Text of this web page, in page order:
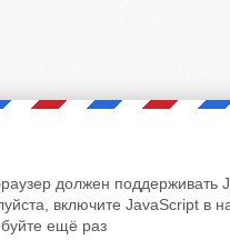
должен поддерживать
включите JavaScript в
ещё раз